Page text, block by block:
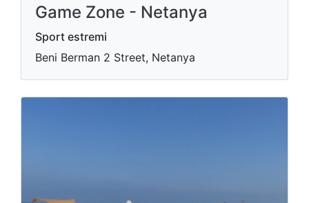
Game Zone - Netanya
Sport estremi
Beni Berman 2 Street, Netanya